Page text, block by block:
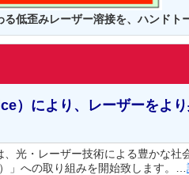
低歪みレーザー溶接を、ハンドト
）により、レーザーをよ
、光・レーザー技術による豊かな社
」への取り組みを開始致します。…